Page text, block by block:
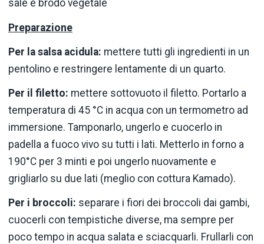
sale e brodo vegetale
Preparazione
Per la salsa acidula: mettere tutti gli ingredienti in un
pentolino e restringere lentamente di un quarto.
Per il filetto: mettere sottovuoto il filetto. Portarlo a
temperatura di 45 °C in acqua con un termometro ad
immersione. Tamponarlo, ungerlo e cuocerlo in
padella a fuoco vivo su tutti i lati. Metterlo in forno a
190°C per 3 minti e poi ungerlo nuovamente e
grigliarlo su due lati (meglio con cottura Kamado).
Per i broccoli: separare i fiori dei broccoli dai gambi,
cuocerli con tempistiche diverse, ma sempre per
poco tempo in acqua salata e sciacquarli. Frullarli con